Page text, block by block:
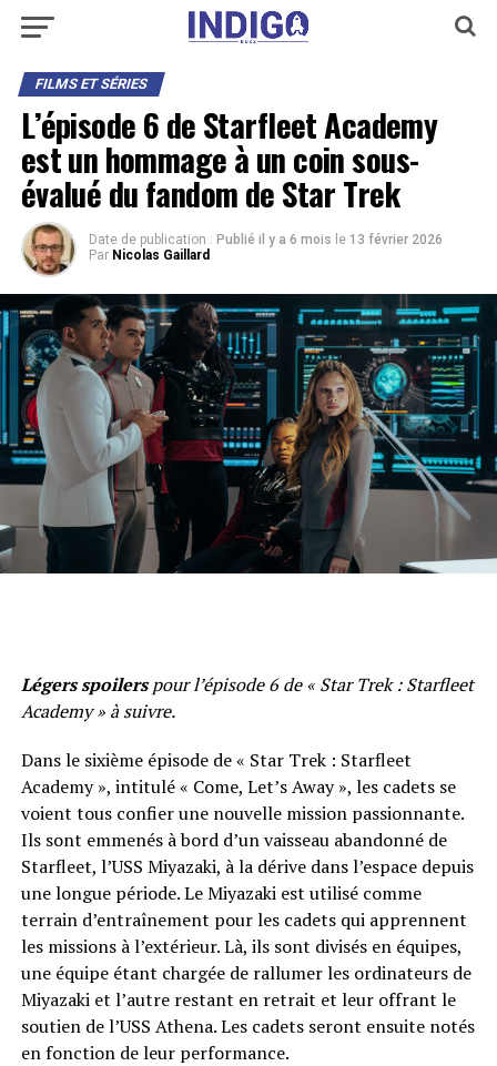
FILMS ET SÉRIES
L’épisode 6 de Starfleet Academy
est un hommage à un coin sous-
évalué du fandom de Star Trek
Date de publication : Publié il y a 6 mois le 13 février 2026
Par Nicolas Gaillard
Légers spoilerspour l’épisode 6 de « Star Trek : Starfleet
Academy » à suivre.
Dans le sixième épisode de « Star Trek : Starfleet
Academy », intitulé « Come, Let’s Away », les cadets se
voient tous confier une nouvelle mission passionnante.
Ils sont emmenés à bord d’un vaisseau abandonné de
Starfleet, l’USS Miyazaki, à la dérive dans l’espace depuis
une longue période. Le Miyazaki est utilisé comme
terrain d’entraînement pour les cadets qui apprennent
les missions à l’extérieur. Là, ils sont divisés en équipes,
une équipe étant chargée de rallumer les ordinateurs de
Miyazaki et l’autre restant en retrait et leur offrant le
soutien de l’USS Athena. Les cadets seront ensuite notés
en fonction de leur performance.